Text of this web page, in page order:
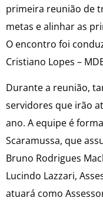
primeira reunião de
metas e alinhar as
O encontro foi
Cristiano Lopes –
Durante a reunião,
servidores que irão
ano. A equipe é
Scaramussa, que
Bruno Rodrigues
Lucindo Lazzari,
atuará como